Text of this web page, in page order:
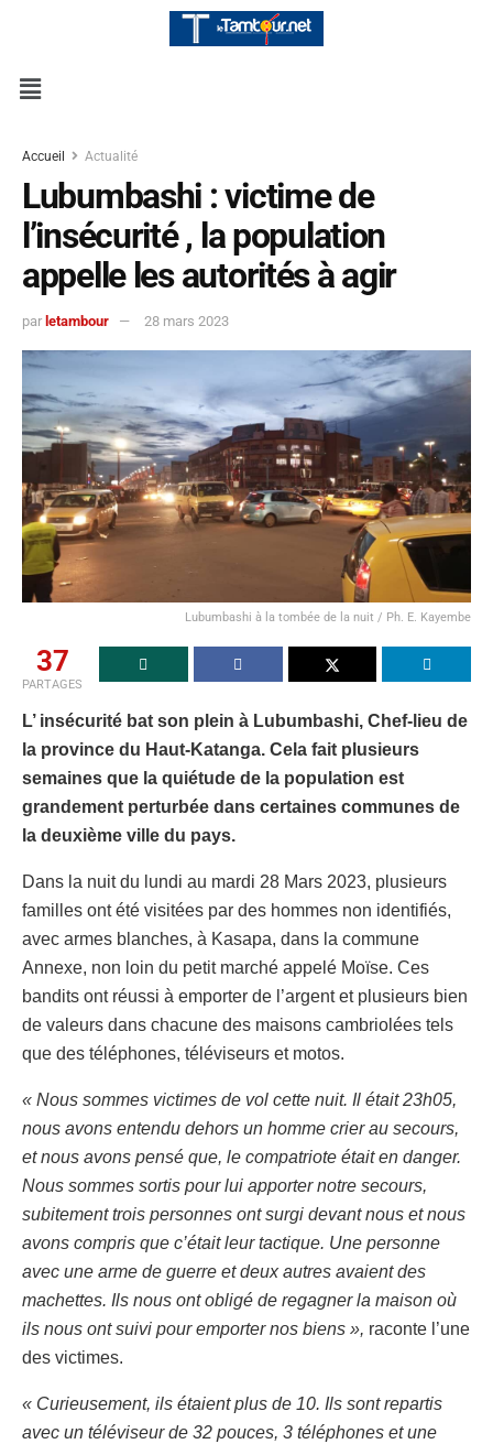
Accueil Actualité
Lubumbashi : victime de
l’insécurité , la population
appelle les autorités à agir
par letambour 28 mars 2023
Lubumbashi à la tombée de la nuit / Ph. E. Kayembe
37
PARTAGES
L’ insécurité bat son plein à Lubumbashi, Chef-lieu de
la province du Haut-Katanga. Cela fait plusieurs
semaines que la quiétude de la population est
grandement perturbée dans certaines communes de
la deuxième ville du pays.
Dans la nuit du lundi au mardi 28 Mars 2023, plusieurs
familles ont été visitées par des hommes non identifiés,
avec armes blanches, à Kasapa, dans la commune
Annexe, non loin du petit marché appelé Moïse. Ces
bandits ont réussi à emporter de l’argent et plusieurs bien
de valeurs dans chacune des maisons cambriolées tels
que des téléphones, téléviseurs et motos.
« Nous sommes victimes de vol cette nuit. Il était 23h05,
nous avons entendu dehors un homme crier au secours,
et nous avons pensé que, le compatriote était en danger.
Nous sommes sortis pour lui apporter notre secours,
subitement trois personnes ont surgi devant nous et nous
avons compris que c’était leur tactique. Une personne
avec une arme de guerre et deux autres avaient des
machettes. Ils nous ont obligé de regagner la maison où
ils nous ont suivi pour emporter nos biens », raconte l’une
des victimes.
« Curieusement, ils étaient plus de 10. Ils sont repartis
avec un téléviseur de 32 pouces, 3 téléphones et une